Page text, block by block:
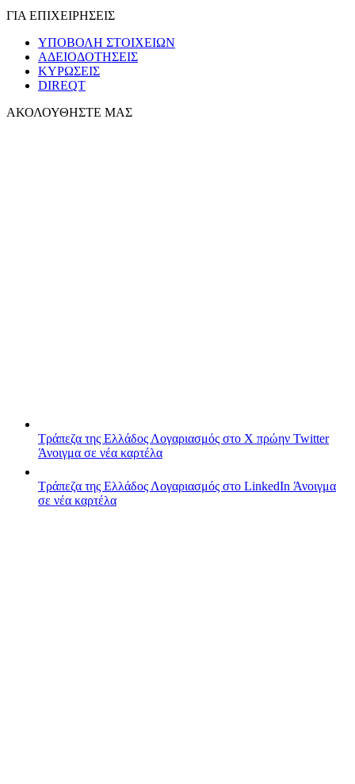
ΓΙΑ ΕΠΙΧΕΙΡΗΣΕΙΣ
ΥΠΟΒΟΛΗ ΣΤΟΙΧΕΙΩΝ
ΑΔΕΙΟΔΟΤΗΣΕΙΣ
ΚΥΡΩΣΕΙΣ
DIREQT
ΑΚΟΛΟΥΘΗΣΤΕ ΜΑΣ
Τράπεζα της Ελλάδος Λογαριασμός στο X πρώην Twitter
Άνοιγμα σε νέα καρτέλα
Τράπεζα της Ελλάδος Λογαριασμός στο LinkedIn Άνοιγμα
σε νέα καρτέλα